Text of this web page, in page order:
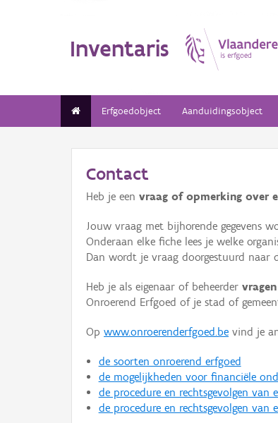
Inventaris
Erfgoedobject Aanduidingsobject
Contact
Heb je een vraag of opmerking over
Jouw vraag met bijhorende gegevens
Onderaan elke fiche lees je welke
Dan wordt je vraag doorgestuurd naar
Heb je als eigenaar of beheerder
Onroerend Erfgoed of je stad of
Op www.onroerenderfgoed.be vind je
de soorten onroerend erfgoed
de mogelijkheden voor financiële
de procedure en rechtsgevolgen van
de procedure en rechtsgevolgen